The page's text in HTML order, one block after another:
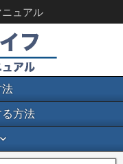
ュアル
方法